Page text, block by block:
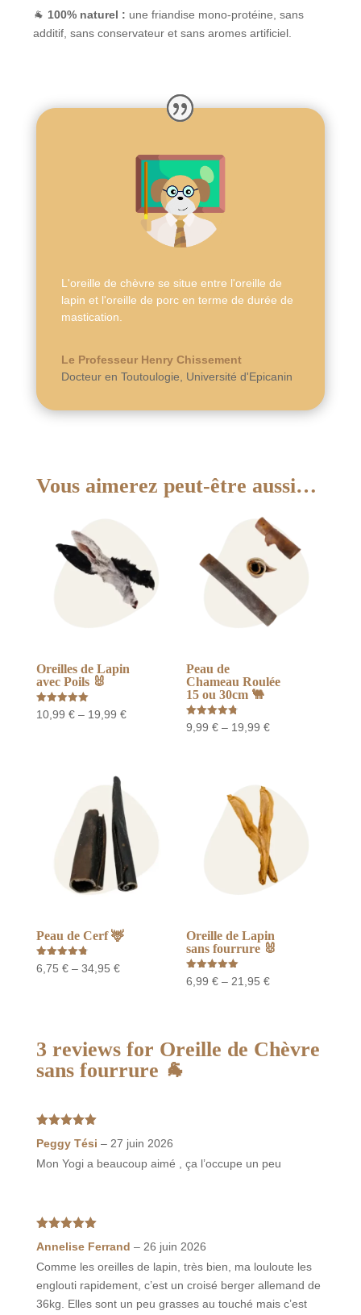
🐐 100% naturel : une friandise mono-protéine, sans
additif, sans conservateur et sans aromes artificiel.
L'oreille de chèvre se situe entre l'oreille de
lapin et l'oreille de porc en terme de durée de
mastication.
Le Professeur Henry Chissement
Docteur en Toutoulogie
Université d'Epicanin
Vous aimerez peut-être aussi…
Oreilles de Lapin
avec Poils 🐰
Note
5.00
10,99 € – 19,99 €Price
19,99 €
Peau de
Chameau Roulée
15 ou 30cm 🐫
Note
4.75
9,99€ – 19,99€Price
through
19,99 €
Peau de Cerf 🦌
Note
4.82
6,75 € – 34,95 €Price
34,95 €
Oreille de Lapin
sans fourrure 🐰
Note
5.00
6,99€ – 21,95€Price
through
3 reviews for Oreille de Chèvre
sans fourrure 🐐
sur
5
Peggy Tési – 27 juin 2026
Mon Yogi a beaucoup aimé , ça l’occupe un peu
5
Annelise Ferrand – 26 juin 2026
Comme les oreilles de lapin, très bien, ma louloute les
englouti rapidement, c’est un croisé berger allemand de
36kg. Elles sont un peu grasses au touché mais c’est